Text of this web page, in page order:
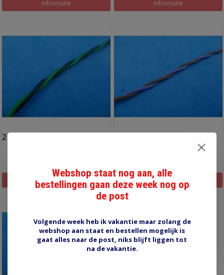
Informatie Informatie
2 x 0,5 mm2 lichtgroen-zwart
Informatie Informatie
Webshop staat nog aan, alle
bestellingen gaan deze week nog op
de post
Volgende week heb ik vakantie maar zolang de
webshop aan staat en bestellen mogelijk is
gaat alles naar de post, niks blijft liggen tot
na de vakantie.